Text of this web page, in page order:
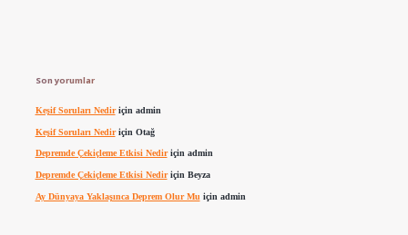
Son yorumlar
Keşif Soruları Nediriçin admin
Keşif Soruları Nediriçin Otağ
Depremde Çekiçleme Etkisi Nediriçin admin
Depremde Çekiçleme Etkisi Nediriçin Beyza
Ay Dünyaya Yaklaşınca Deprem Olur Mu için admin